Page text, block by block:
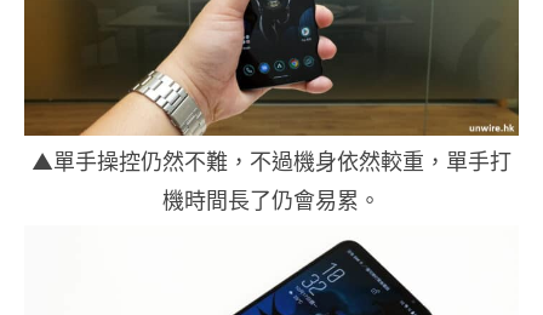
▲單手操控仍然不難，不過機身依然較重，單手打
機時間長了仍會易累。